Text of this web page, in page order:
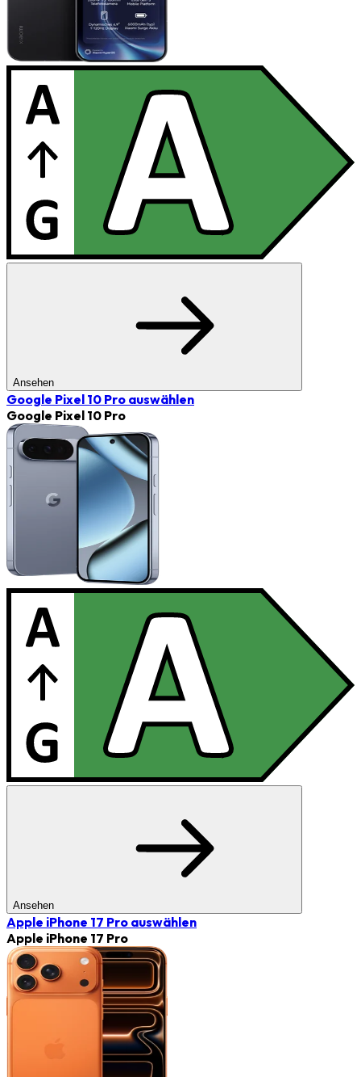
Ansehen
Google Pixel 10 Pro auswählen
Google Pixel 10 Pro
Ansehen
Apple iPhone 17 Pro auswählen
Apple iPhone 17 Pro